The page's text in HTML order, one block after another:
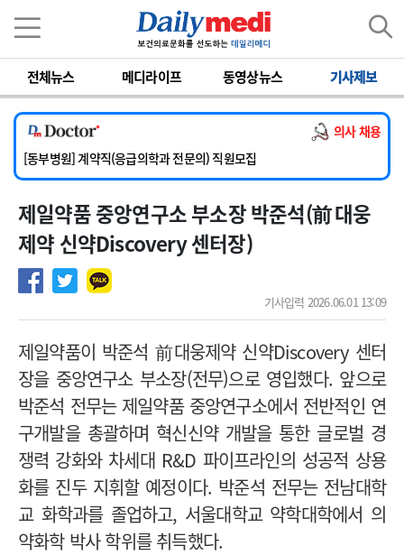
전체뉴스 메디라이프 동영상뉴스 기사제보
의사 채용
[서울아산병원] 2026년 하반기 인턴 모집
[영남대학교의료원] 마취통증의학과 임기제 임상의사 채용
[충남대학교병원] 소아청소년과(소아응급전담) 계약직 의사 공개채용
[동부병원] 계약직(응급의학과 전문의) 직원모집
[이대목동병원] 하반기 전공의(레지던트1년차) 모집
[서울아산병원] 2026년 하반기 인턴 모집
[영남대학교의료원] 마취통증의학과 임기제 임상의사 채용
제일약품 중앙연구소 부소장 박준석(前 대웅
제약 신약Discovery 센터장)
기사입력 2026.06.01 13:09
제일약품이 박준석 前대웅제약 신약Discovery 센터
장을 중앙연구소 부소장(전무)으로 영입했다. 앞으로
박준석 전무는 제일약품 중앙연구소에서 전반적인 연
구개발을 총괄하며 혁신신약 개발을 통한 글로벌 경
쟁력 강화와 차세대 R&D 파이프라인의 성공적 상용
화를 진두 지휘할 예정이다. 박준석 전무는 전남대학
교 화학과를 졸업하고, 서울대학교 약학대학에서 의
약화학 박사 학위를 취득했다.